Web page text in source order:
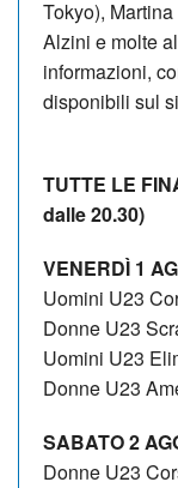
Tokyo),
Alzini e molte
informazioni,
disponibili sul
TUTTE LE
dalle 20.30)
VENERDÌ 1
Uomini U23
Donne U23
Uomini U23
Donne U23
SABATO 2
Donne U23